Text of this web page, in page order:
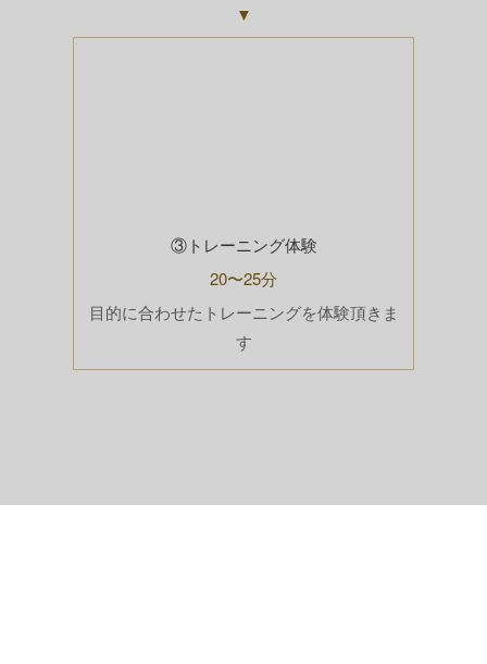
▼
③トレーニング体験
20〜25分
目的に合わせたトレーニングを体験頂きま
す